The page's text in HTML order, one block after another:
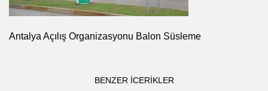
Antalya Açılış Organizasyonu Balon Süsleme
BENZER ICERIKLER